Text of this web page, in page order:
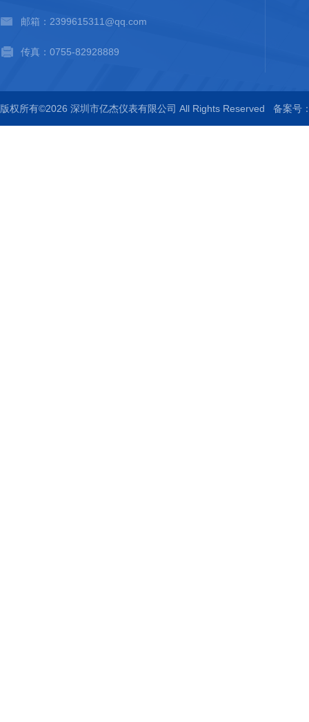
邮箱：2399615311@qq.com
传真：0755-82928889
版权所有©2026 深圳市亿杰仪表有限公司 All Rights Reserved 备案号